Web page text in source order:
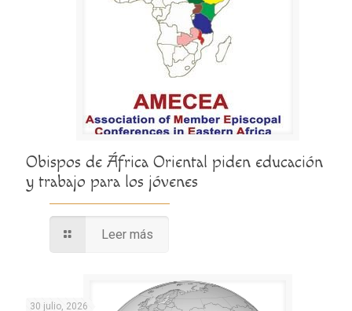
Obispos de África Oriental piden educación
y trabajo para los jóvenes
Leer más
30 julio, 2026